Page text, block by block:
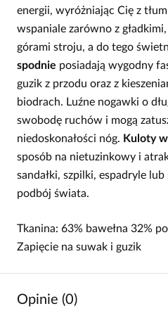
energii, wyróżniając Cię z
wspaniale zarówno z
górami stroju, a do tego
spodnie posiadają wygodny
guzik z przodu oraz z
biodrach. Luźne nogawki o
swobodę ruchów i mogą
niedoskonałości nóg. Kuloty
sposób na nietuzinkowy i
sandałki, szpilki, espadryle
podbój świata.
Tkanina: 63% bawełna 32%
Zapięcie na suwak i guzik
Opinie (0)